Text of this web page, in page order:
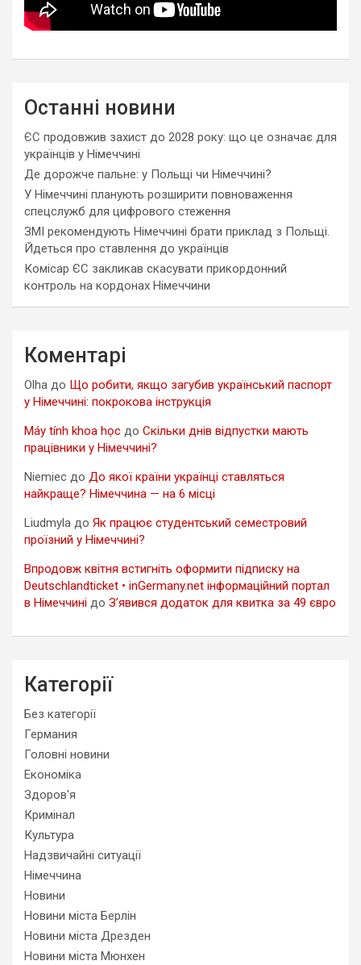
Останні новини
ЄС продовжив захист до 2028 року: що це означає для
українців у Німеччині
Де дорожче пальне: у Польщі чи Німеччині?
У Німеччині планують розширити повноваження
спецслужб для цифрового стеження
ЗМІ рекомендують Німеччині брати приклад з Польщі.
Йдеться про ставлення до українців
Комісар ЄС закликав скасувати прикордонний
контроль на кордонах Німеччини
Коментарі
Olha до Що робити, якщо загубив український паспорт
у Німеччині: покрокова інструкція
Máy tính khoa học до Скільки днів відпустки мають
працівники у Німеччині?
Niemiec до До якої країни українці ставляться
найкраще? Німеччина — на 6 місці
Liudmyla до Як працює студентський семестровий
проїзний у Німеччині?
Впродовж квітня встигніть оформити підписку на
Deutschlandticket • inGermany.net інформаційний портал
в Німеччині до З’явився додаток для квитка за 49 євро
Категорії
Без категорії
Германия
Головні новини
Економіка
Здоров'я
Кримінал
Культура
Надзвичайні ситуації
Німеччина
Новини
Новини міста Берлін
Новини міста Дрезден
Новини міста Мюнхен